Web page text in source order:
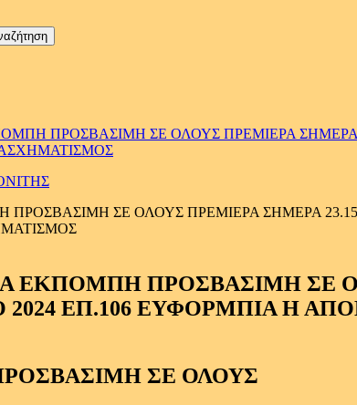
ΠΡΟΣΒΑΣΙΜΗ ΣΕ ΟΛΟΥΣ ΠΡΕΜΙΕΡΑ
ΣΕ ΟΛΟΥΣ ΠΡΕΜΙΕΡΑ ΣΗΜΕΡΑ
ΣΕ ΟΛΟΥΣ